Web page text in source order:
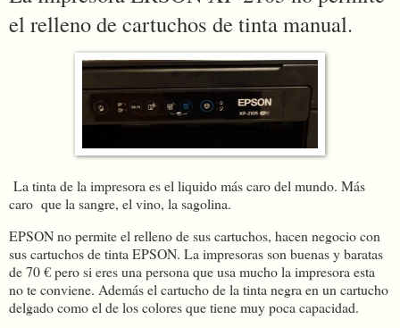
el relleno de cartuchos de tinta manual.
La tinta de la impresora es el liquido más caro del mundo. Más
caro que la sangre, el vino, la sagolina.
EPSON no permite el relleno de sus cartuchos, hacen negocio con
sus cartuchos de tinta EPSON. La impresoras son buenas y baratas
de 70 € pero si eres una persona que usa mucho la impresora esta
no te conviene. Además el cartucho de la tinta negra en un cartucho
delgado como el de los colores que tiene muy poca capacidad.